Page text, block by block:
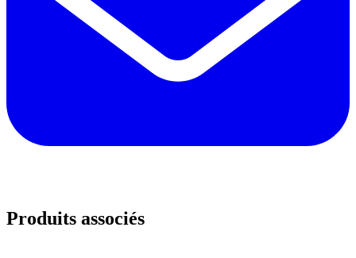
Produits associés